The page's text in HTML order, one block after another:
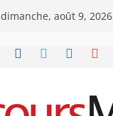
dimanche, août 9, 2026